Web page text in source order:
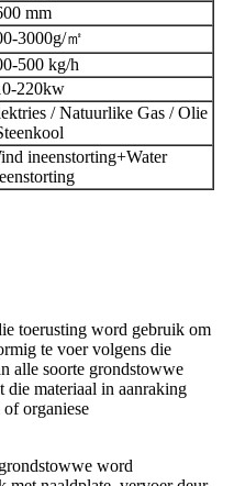
mm
3000g/㎡
500 kg/h
220kw
/ Natuurlike Gas / Olie
ineenstorting+Water
toerusting word gebruik om
te voer volgens die
alle soorte grondstowwe
materiaal in aanraking
organiese
word